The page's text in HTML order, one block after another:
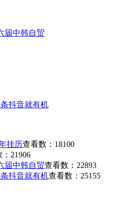
届中韩自贸
抖音就有机
挂历查看数：18100
21906
届中韩自贸查看数：22893
抖音就有机查看数：25155